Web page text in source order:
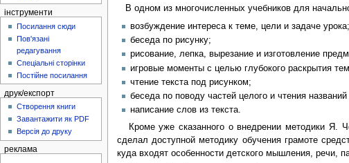
В одном из многочисленных учебников для
возбуждение интереса к теме, цели и задаче урока;
беседа по рисунку;
рисование, лепка, вырезание и изготовление
игровые моменты с целью глубокого раскрытия
чтение текста под рисунком;
беседа по поводу частей целого и чтения названий
написание слов из текста.
Кроме уже сказанного о внедрении методики Я.
сделал доступной методику обучения грамоте
куда входят особенности детского мышления, речи,
інструменти
Посилання сюди
Пов'язані
редагування
Спеціальні сторінки
Постійне посилання
друк/експорт
Створення книги
Завантажити як PDF
Версія до друку
реклама